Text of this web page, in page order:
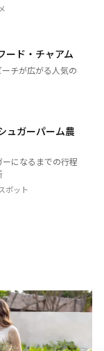
ード・チャアム
チが広がる人気の
ュガーパーム農
になるまでの行程
ポット